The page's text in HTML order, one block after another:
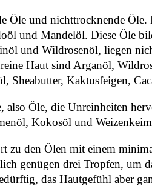
Öle und nichttrocknende
und Mandelöl. Diese Öle
und Wildrosenöl, liegen
Haut sind Arganöl,
Sheabutter, Kaktusfeigen,
also Öle, die Unreinheiten
Kokosöl und
zu den Ölen mit einem
genügen drei Tropfen, um
das Hautgefühl aber